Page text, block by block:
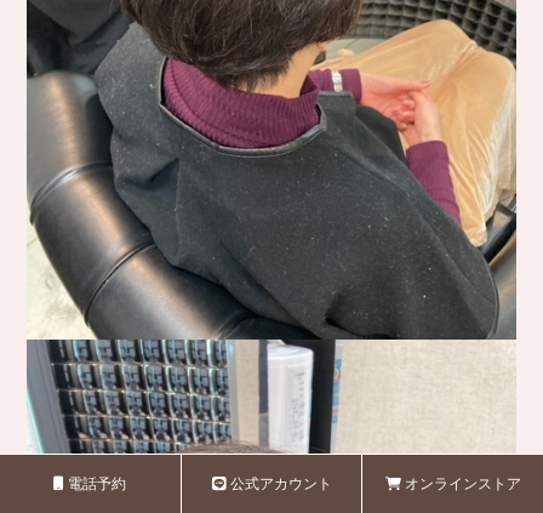
電話予約 公式アカウント オンラインストア